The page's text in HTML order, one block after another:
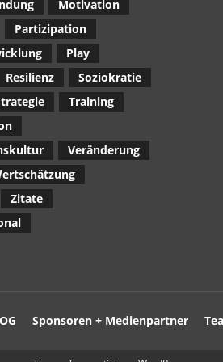
Motivation
Partizipation
Play
Resilienz
Soziokratie
Training
Veränderung
Zitate
Sponsoren + Medienpartner